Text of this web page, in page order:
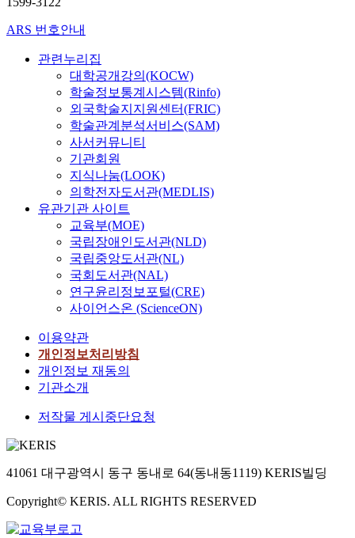
ARS 번호안내
관련누리집
대학공개강의(KOCW)
학술정보통계시스템(Rinfo)
외국학술지지원센터(FRIC)
학술관계분석서비스(SAM)
사서커뮤니티
기관회원
지식나눔(LOOK)
의학전자도서관(MEDLIS)
유관기관 사이트
교육부(MOE)
국립장애인도서관(NLD)
국립중앙도서관(NL)
국회도서관(NAL)
연구윤리정보포털(CRE)
사이언스온 (ScienceON)
이용약관
개인정보처리방침
개인정보 재동의
기관소개
저작물 게시중단요청
41061 대구광역시 동구 동내로 64(동내동1119) KERIS빌딩
Copyright© KERIS. ALL RIGHTS RESERVED